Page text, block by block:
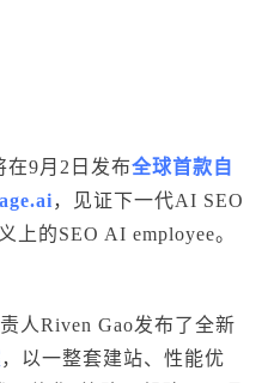
在9月2日发布全球首款自
，见证下一代AI SEO
上的SEO AI employee。
人Riven Gao发布了全新
，以一整套建站、性能优